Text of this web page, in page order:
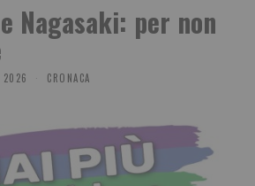
Nagasaki: per non
2026 CRONACA